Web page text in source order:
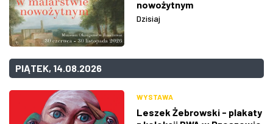
nowożytnym
Dzisiaj
PIĄTEK, 14.08.2026
WYSTAWA
Leszek Żebrowski - plakaty